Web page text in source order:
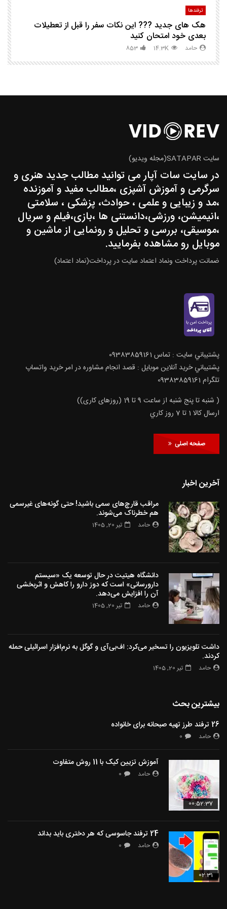
ترفندها
هک های جدید ??️? این نکات سفر را قبل از تعطیلات
بعدی خود امتحان کنید
حامد 14.3K
853
سایت SATAPAR(مجله ویدیو)
در سایت سات آپار می توانید مطالب جدید هنری و
سرگرمی و آموزش آشپزی ،مطالب مفید و آموزنده
،مد و زیبایی و علمی ، حوادث، پزشکی ، سلامتی
،انیمیشن، ورزشی،دانستنی ها ،بازی،فیلم و سریال
،موسیقی، بررسی و تحلیل و رونمایی از ماشین و
موبایل رو مشاهده بفرمایید.
ضمانت پرداخت ونماد اعتماد سایت در پرداخت(نماد اعتماد)
پشتيباني سايت : تماس 09383859161
پشتيباني خريد آنلاين موبايل : قصد انجام مشاوره در امر خرید واتساپ
تلگرام 09383859161
( شنبه تا پنج شنبه از ساعت 9 تا 19 (روزهای کاری))
ارسال كالا 1 تا 7 روز كاري
صفحه اصلی
آخرین اخبار
مراقب قارچ‌های سمی باشید! حتی گونه‌های غیرسمی
هم خطرناک می‌شوند.
حامد تیر 20, 1405
دانشگاه هیتیت در حال توسعه یک «سیستم
دارورسانی» است که دوز دارو را کاهش و اثربخشی
آن را افزایش می‌دهد.
حامد تیر 20, 1405
داشت تلویزیون را تسخیر می‌کرد: اف‌بی‌آی و گوگل به نرم‌افزار اسرائیلی حمله
کردند.
حامد تیر 20, 1405
بیشترین بحث
26 ترفند طرز تهیه صبحانه برای خانواده
حامد 0
00:52:37
آموزش تزیین کیک با 11 روش متفاوت
حامد 0
02:31
24 ترفند جاسوسی که هر دختری باید بداند
حامد 0